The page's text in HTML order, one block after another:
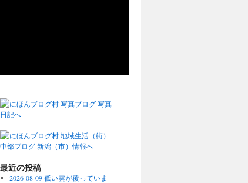
最近の投稿
2026-08-09 低い雲が覆っていま